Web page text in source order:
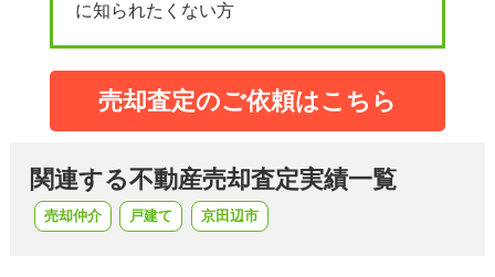
に知られたくない方
売却査定のご依頼はこちら
関連する不動産売却査定実績一覧
売却仲介 戸建て 京田辺市